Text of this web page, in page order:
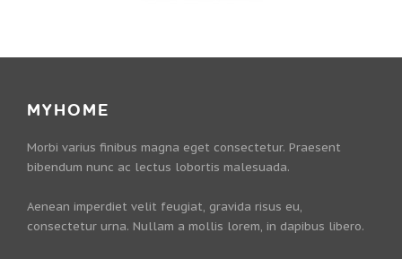
MYHOME
Morbi varius finibus magna eget consectetur. Praesent
bibendum nunc ac lectus lobortis malesuada.
Aenean imperdiet velit feugiat, gravida risus eu,
consectetur urna. Nullam a mollis lorem, in dapibus libero.